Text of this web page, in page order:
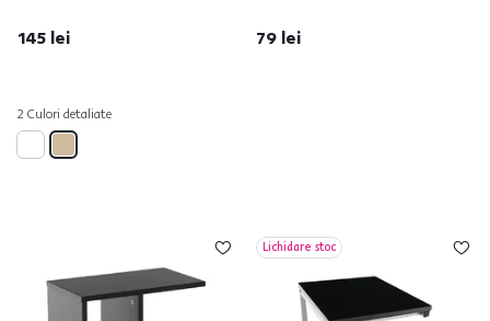
145 lei
2 Culori detaliate
79 lei
Lichidare stoc